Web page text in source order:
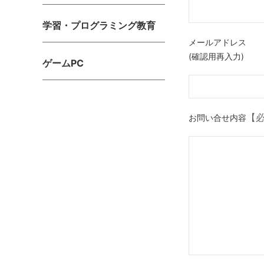
学習・プログラミング教育
ゲームPC
メールアドレス
(確認用再入力)
お問い合せ内容 【